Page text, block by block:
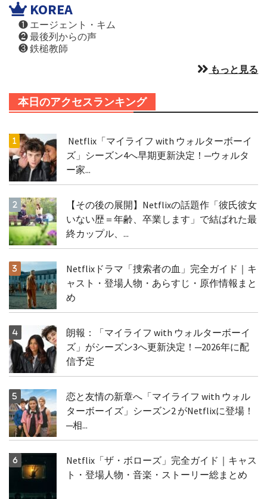
KOREA
❶ エージェント・キム
❷ 最後列からの声
❸ 鉄槌教師
もっと見る
本日のアクセスランキング
Netflix「マイライフ with ウォルターボーイ
ズ」シーズン4へ早期更新決定！─ウォルタ
ー家...
【その後の展開】Netflixの話題作「彼氏彼女
いない歴＝年齢、卒業します」で結ばれた最
終カップル、...
Netflixドラマ「捜索者の血」完全ガイド｜キ
ャスト・登場人物・あらすじ・原作情報まと
め
朗報：「マイライフ with ウォルターボーイ
ズ」がシーズン3へ更新決定！─2026年に配
信予定
恋と友情の新章へ「マイライフ with ウォル
ターボーイズ」シーズン2 がNetflixに登場！
─相...
Netflix「ザ・ボローズ」完全ガイド｜キャス
ト・登場人物・音楽・ストーリー総まとめ